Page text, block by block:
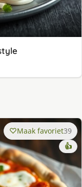
Maak favoriet39
👍